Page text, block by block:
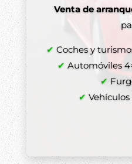
Venta de
✔ Coches y
✔ Automóviles
✔
✔